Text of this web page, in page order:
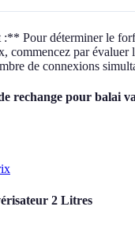
Pour déterminer le
commencez par évaluer
de connexions
rechange pour balai
2 Litres